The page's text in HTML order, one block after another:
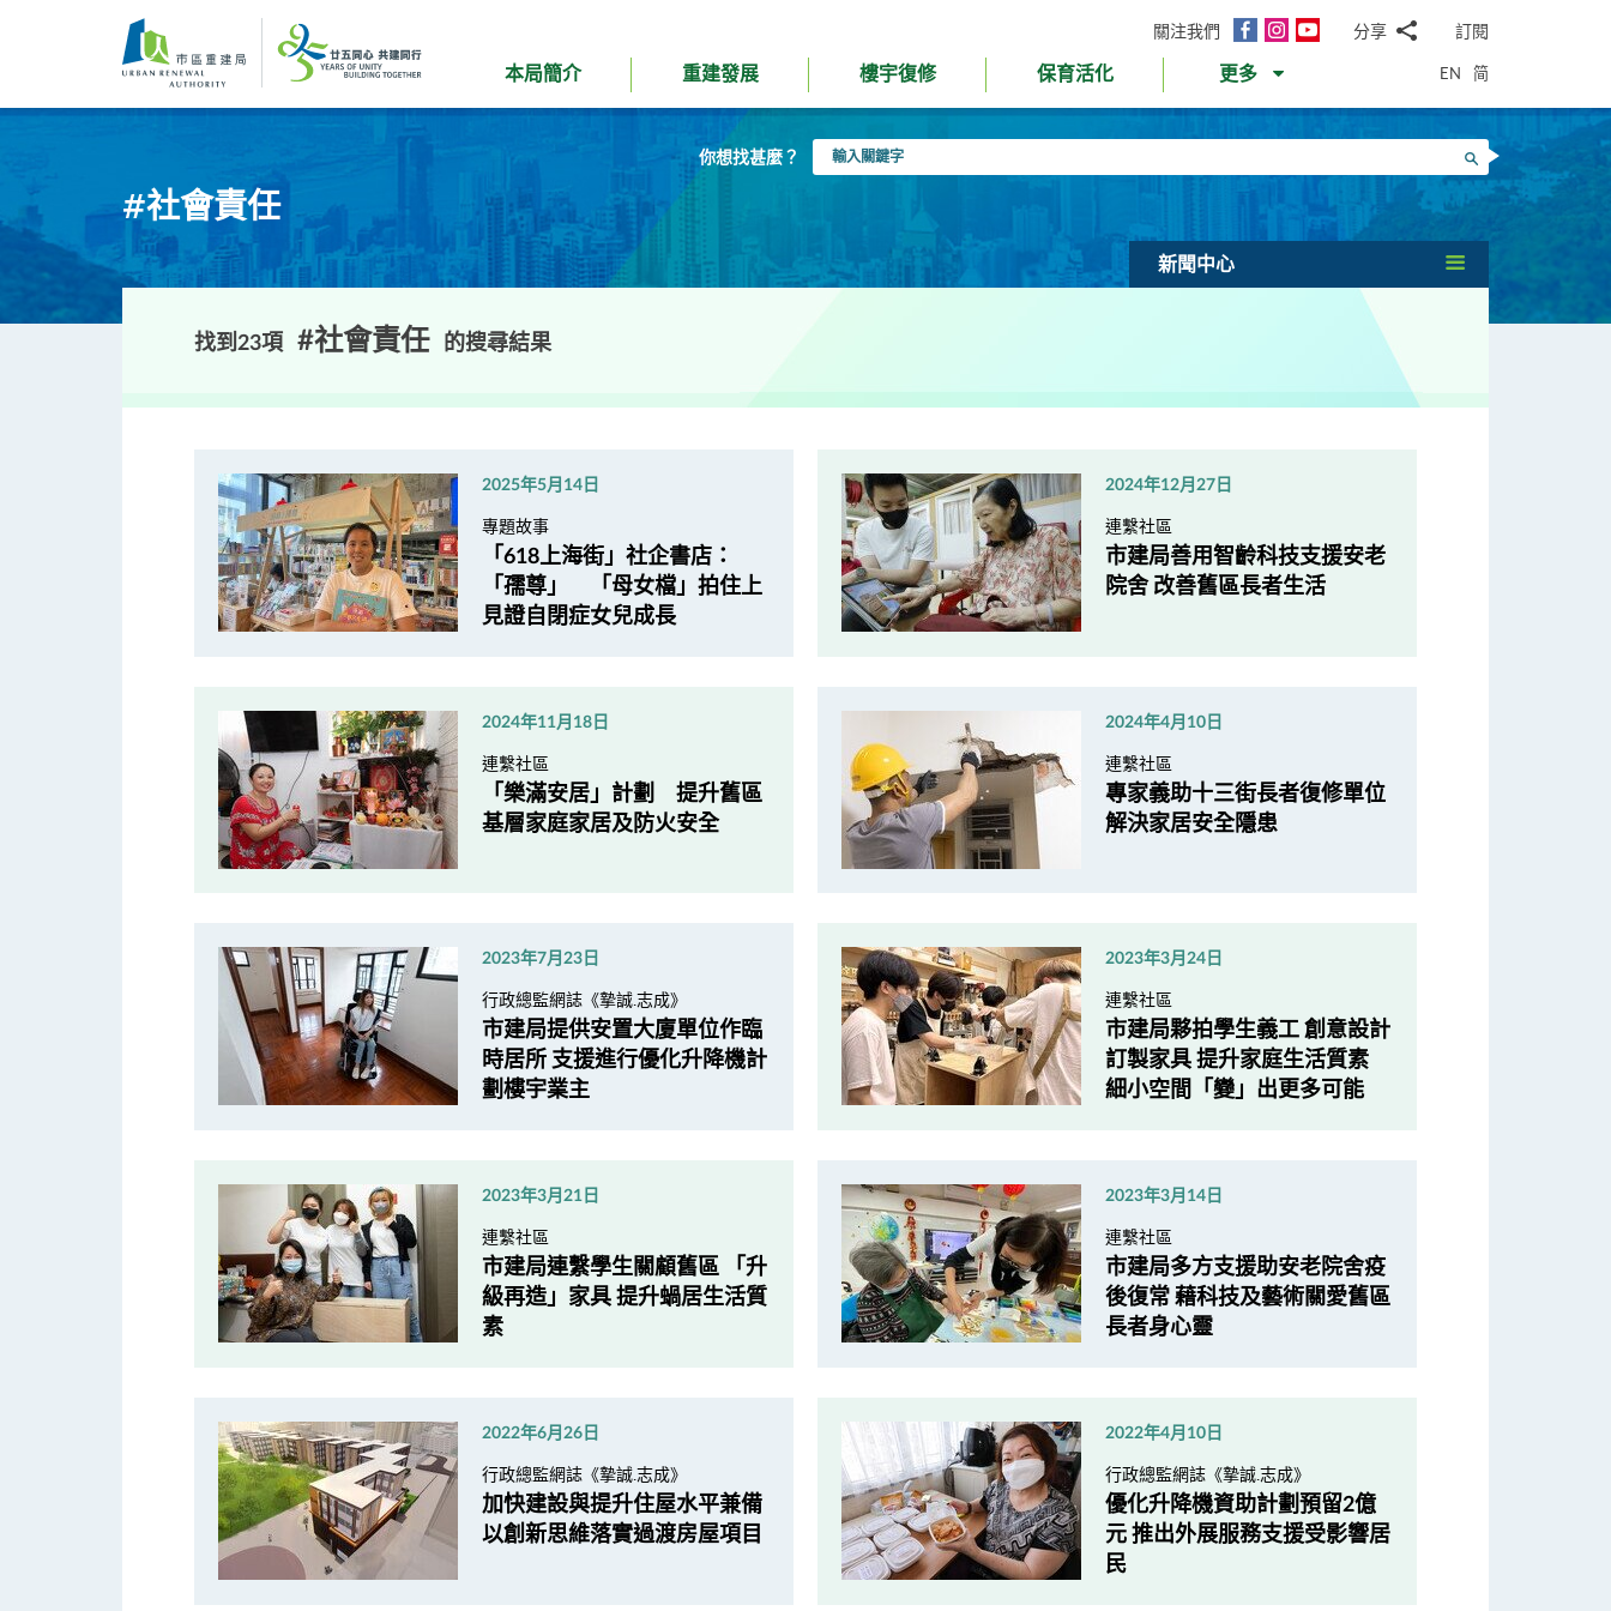
內
關注我們
面
InstagramYouTube分享
郵WhatsApp
微
信
面
書Twitter
LinkedIn
微
博
訂閱
本局簡介 重建發展 樓宇復修 保育活化 更多 EN 简
你想找甚麼？
入
字
搜尋
#社會責任
新聞中心
找到23項 #社會責任 的搜尋結果
2025年5月14日
專題故事
「618上海街」社企書店：
「孺尊」 「母女檔」拍住上
見證自閉症女兒成長
2024年12月27日
連繫社區
市建局善用智齡科技支援安老
院舍 改善舊區長者生活
2024年11月18日
連繫社區
「樂滿安居」計劃 提升舊區
基層家庭家居及防火安全
2024年4月10日
連繫社區
專家義助十三街長者復修單位
解決家居安全隱患
2023年7月23日
行政總監網誌《摯誠.志成》
市建局提供安置大廈單位作臨
時居所 支援進行優化升降機計
劃樓宇業主
2023年3月24日
連繫社區
市建局夥拍學生義工 創意設計
訂製家具 提升家庭生活質素
細小空間「變」出更多可能
2023年3月21日
連繫社區
市建局連繫學生關顧舊區 「升
級再造」家具 提升蝸居生活質
素
2023年3月14日
連繫社區
市建局多方支援助安老院舍疫
後復常 藉科技及藝術關愛舊區
長者身心靈
2022年6月26日
行政總監網誌《摯誠.志成》
加快建設與提升住屋水平兼備
以創新思維落實過渡房屋項目
2022年4月10日
行政總監網誌《摯誠.志成》
優化升降機資助計劃預留2億
元 推出外展服務支援受影響居
民